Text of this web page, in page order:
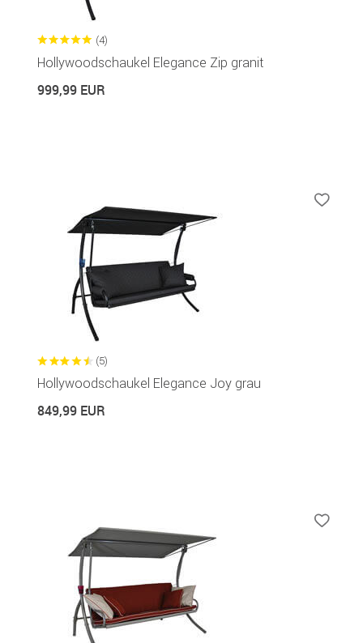
(4)
Hollywoodschaukel Elegance Zip granit
999,99 EUR
(5)
Hollywoodschaukel Elegance Joy grau
849,99 EUR